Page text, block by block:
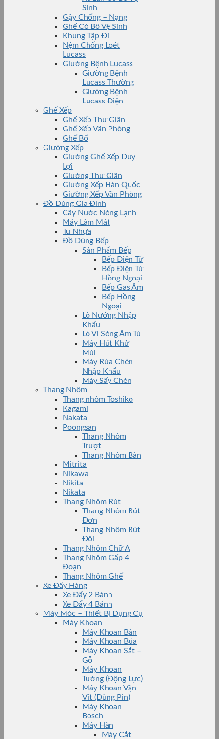
Sinh
Gậy Chống – Nạng
Ghế Có Bô Vệ Sinh
Khung Tập Đi
Nệm Chống Loét
Lucass
Giường Bệnh Lucass
Giường Bệnh
Lucass Thường
Giường Bệnh
Lucass Điện
Ghế Xếp
Ghế Xếp Thư Giãn
Ghế Xếp Văn Phòng
Ghế Bố
Giường Xếp
Giường Ghế Xếp Duy
Lợi
Giường Thư Giãn
Giường Xếp Hàn Quốc
Giường Xếp Văn Phòng
Đồ Dùng Gia Đình
Cây Nước Nóng Lạnh
Máy Làm Mát
Tủ Nhựa
Đồ Dùng Bếp
Sản Phẩm Bếp
Bếp Điện Từ
Bếp Điện Từ
Hồng Ngoại
Bếp Gas Âm
Bếp Hồng
Ngoại
Lò Nướng Nhập
Khẩu
Lò Vi Sóng Âm Tủ
Máy Hút Khử
Mùi
Máy Rửa Chén
Nhập Khẩu
Máy Sấy Chén
Thang Nhôm
Thang nhôm Toshiko
Kagami
Nakata
Poongsan
Thang Nhôm
Trượt
Thang Nhôm Bàn
Mitrita
Nikawa
Nikita
Nikata
Thang Nhôm Rút
Thang Nhôm Rút
Đơn
Thang Nhôm Rút
Đôi
Thang Nhôm Chữ A
Thang Nhôm Gấp 4
Đoạn
Thang Nhôm Ghế
Xe Đẩy Hàng
Xe Đẩy 2 Bánh
Xe Đẩy 4 Bánh
Máy Móc – Thiết Bị Dụng Cụ
Máy Khoan
Máy Khoan Bàn
Máy Khoan Búa
Máy Khoan Sắt –
Gỗ
Máy Khoan
Tường (Động Lực)
Máy Khoan Vặn
Vít (Dùng Pin)
Máy Khoan
Bosch
Máy Hàn
Máy Cắt